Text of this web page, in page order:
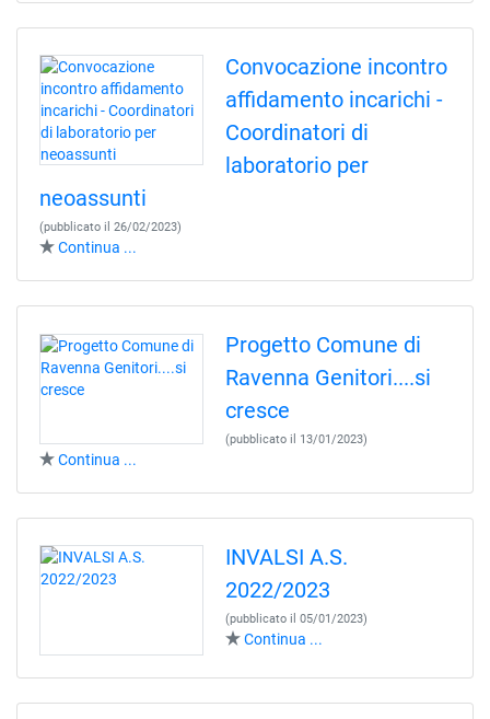
Convocazione incontro
affidamento incarichi -
Coordinatori di
laboratorio per
neoassunti
(pubblicato il 26/02/2023)
Continua ...
Progetto Comune di
Ravenna Genitori....si
cresce
(pubblicato il 13/01/2023)
Continua ...
INVALSI A.S.
2022/2023
(pubblicato il 05/01/2023)
Continua ...